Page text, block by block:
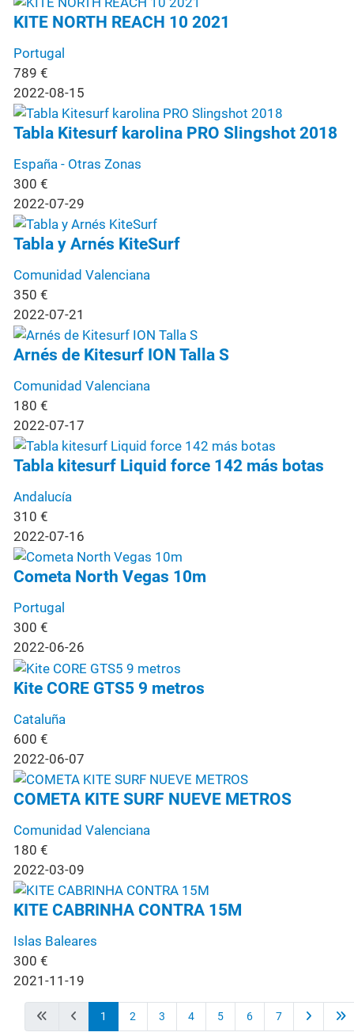
KITE NORTH REACH 10 2021
Portugal
789 €
2022-08-15
Tabla Kitesurf karolina PRO Slingshot 2018
España - Otras Zonas
300 €
2022-07-29
Tabla y Arnés KiteSurf
Comunidad Valenciana
350 €
2022-07-21
Arnés de Kitesurf ION Talla S
Comunidad Valenciana
180 €
2022-07-17
Tabla kitesurf Liquid force 142 más botas
Andalucía
310 €
2022-07-16
Cometa North Vegas 10m
Portugal
300 €
2022-06-26
Kite CORE GTS5 9 metros
Cataluña
600 €
2022-06-07
COMETA KITE SURF NUEVE METROS
Comunidad Valenciana
180 €
2022-03-09
KITE CABRINHA CONTRA 15M
Islas Baleares
300 €
2021-11-19
1 2 3 4 5 6 7